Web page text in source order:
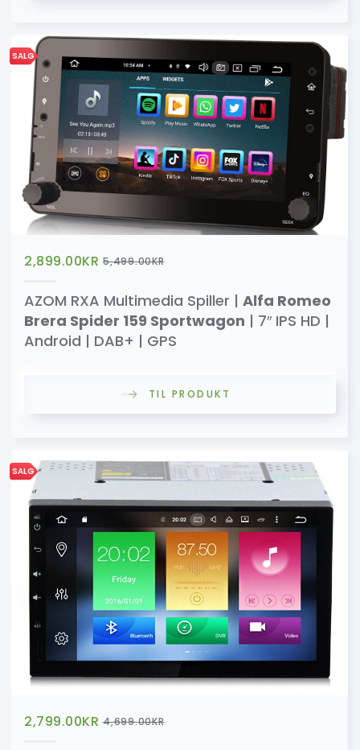
SALG
2,899.00KR 5,499.00KR
AZOM RXA Multimedia Spiller | Alfa Romeo
Brera Spider 159 Sportwagon | 7″ IPS HD |
Android | DAB+ | GPS
TIL PRODUKT
SALG
2,799.00KR 4,699.00KR